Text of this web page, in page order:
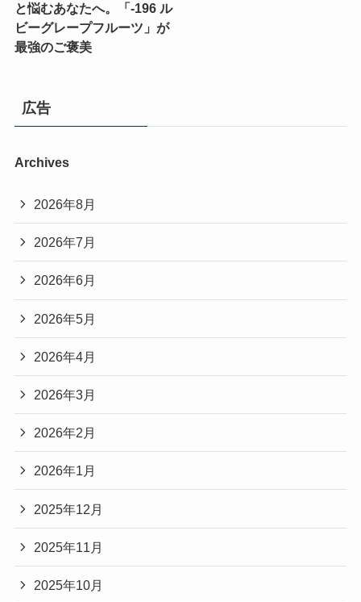
と悩むあなたへ。「-196 ル
ビーグレープフルーツ」が
最強のご褒美
広告
Archives
2026年8月
2026年7月
2026年6月
2026年5月
2026年4月
2026年3月
2026年2月
2026年1月
2025年12月
2025年11月
2025年10月